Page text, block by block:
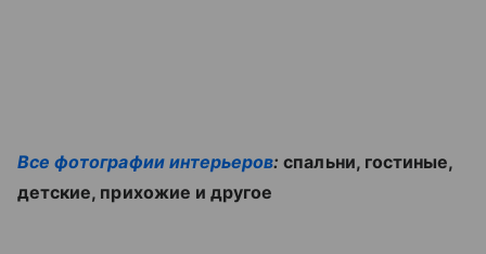
Все фотографии интерьеров:спальни, гостиные,
детские, прихожие и другое